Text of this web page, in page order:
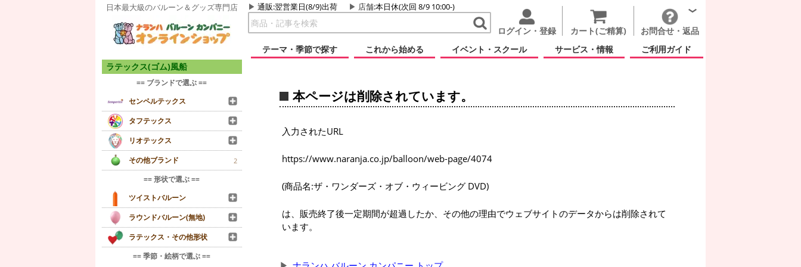
日本最大級のバルーン＆グッズ専門店 通販:翌営業日(8/9)出荷 店舗:本日休(次回 8/9 10:00-)
ログイン・登録 カート(ご精算)
お問合せ・返品
テーマ・季節で探す
これから始める イベント・スクール サービス・情報 ご利用ガイド
ラテックス(ゴム)風船
== ブランドで選ぶ ==
センペルテックス
タフテックス
リオテックス
その他ブランド
2
== 形状で選ぶ ==
ツイストバルーン
ラウンドバルーン(無地)
ラテックス・その他形状
== 季節・絵柄で選ぶ ==
本ページは削除されています。
入力されたURL
https://www.naranja.co.jp/balloon/web-page/4074
(商品名:ザ・ワンダーズ・オブ・ウィービング DVD)
は、販売終了後一定期間が超過したか、その他の理由でウェブサイトのデータからは削除されて
います。